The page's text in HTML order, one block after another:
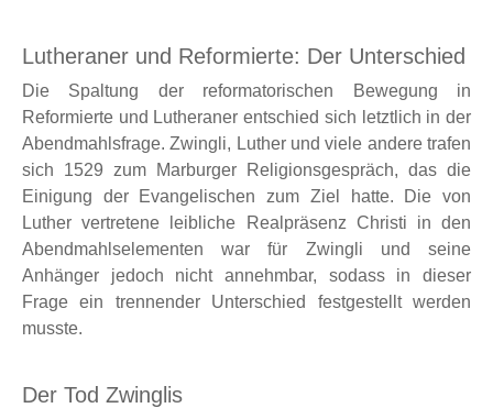
Lutheraner und Reformierte: Der Unterschied
Die Spaltung der reformatorischen Bewegung in
Reformierte und Lutheraner entschied sich letztlich in der
Abendmahlsfrage. Zwingli, Luther und viele andere trafen
sich 1529 zum Marburger Religionsgespräch, das die
Einigung der Evangelischen zum Ziel hatte. Die von
Luther vertretene leibliche Realpräsenz Christi in den
Abendmahlselementen war für Zwingli und seine
Anhänger jedoch nicht annehmbar, sodass in dieser
Frage ein trennender Unterschied festgestellt werden
musste.
Der Tod Zwinglis